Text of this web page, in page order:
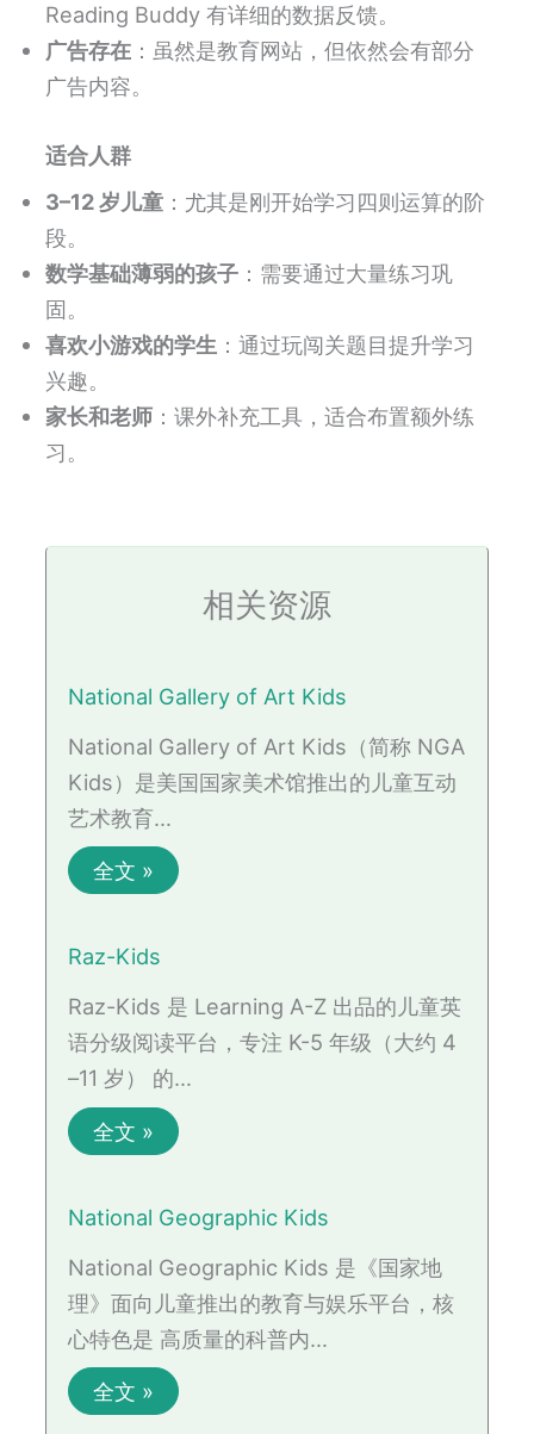
Reading Buddy 有详细的数据反馈。
广告存在 ：虽然是教育网站，但依然会有部分
广告内容。
适合人群
3–12 岁儿童 ：尤其是刚开始学习四则运算的阶
段。
数学基础薄弱的孩子 ：需要通过大量练习巩
固。
喜欢小游戏的学生 ：通过玩闯关题目提升学习
兴趣。
家长和老师 ：课外补充工具，适合布置额外练
习。
相关资源
National Gallery of Art Kids
National Gallery of Art Kids（简称 NGA
Kids）是美国国家美术馆推出的儿童互动
艺术教育…
全文 »
Raz-Kids
Raz-Kids 是 Learning A-Z 出品的儿童英
语分级阅读平台，专注 K-5 年级（大约 4
–11 岁） 的…
全文 »
National Geographic Kids
National Geographic Kids 是《国家地
理》面向儿童推出的教育与娱乐平台，核
心特色是 高质量的科普内…
全文 »